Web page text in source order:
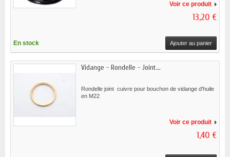
Voir ce produit
13,20 €
En stock Ajouter au panier
Vidange - Rondelle - Joint...
Rondelle joint cuivre pour bouchon de vidange d'huile
en M22
Voir ce produit
1,40 €